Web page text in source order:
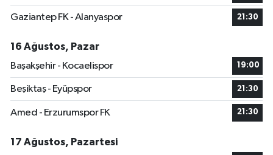
Gaziantep FK - Alanyaspor 21:30
16 Ağustos, Pazar
Başakşehir - Kocaelispor
19:00
Beşiktaş - Eyüpspor 21:30
Amed - Erzurumspor FK 21:30
17 Ağustos, Pazartesi